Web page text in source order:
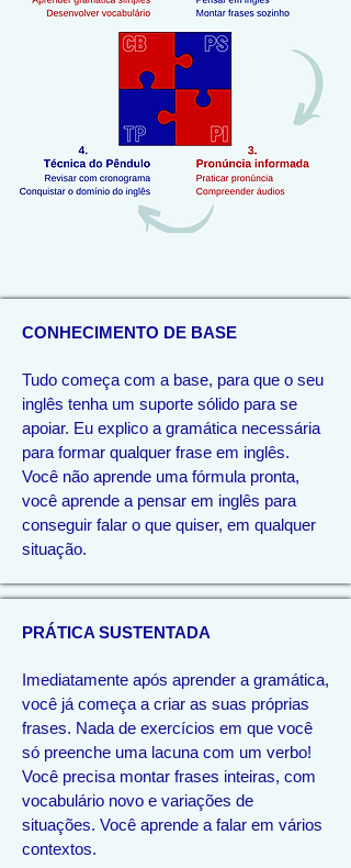
CONHECIMENTO DE BASE
Tudo começa com a base, para que o seu
inglês tenha um suporte sólido para se
apoiar. Eu explico a gramática necessária
para formar qualquer frase em inglês.
Você não aprende uma fórmula pronta,
você aprende a pensar em inglês para
conseguir falar o que quiser, em qualquer
situação.
PRÁTICA SUSTENTADA
Imediatamente após aprender a gramática,
você já começa a criar as suas próprias
frases. Nada de exercícios em que você
só preenche uma lacuna com um verbo!
Você precisa montar frases inteiras, com
vocabulário novo e variações de
situações. Você aprende a falar em vários
contextos.